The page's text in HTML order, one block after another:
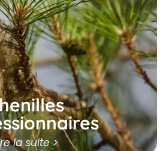
la suite >
grâce à notre traitement
Agissez avant la
et contactez-nous
rapide et préventive.